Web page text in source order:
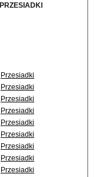
PRZESIADKI
Przesiadki
Przesiadki
Przesiadki
Przesiadki
Przesiadki
Przesiadki
Przesiadki
Przesiadki
Przesiadki